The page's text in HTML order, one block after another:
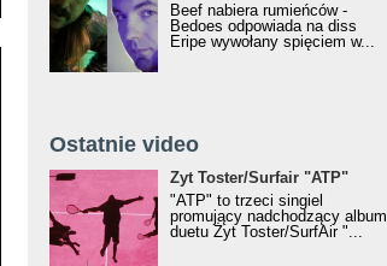
Beef nabiera rumieńców -
Bedoes odpowiada na diss
Eripe wywołany spięciem w...
Ostatnie video
Żyt Toster/SurfAir - ATP VIDEO
Żyt Toster/Surfair "ATP"
"ATP" to trzeci singiel
promujący nadchodzący album
duetu Żyt Toster/SurfAir "...